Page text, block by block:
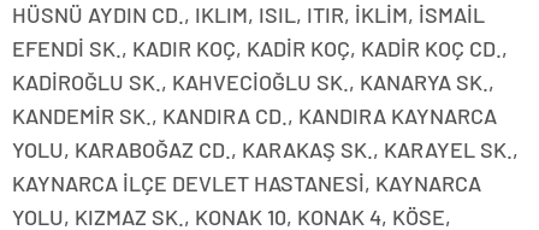
HÜSNÜ AYDIN CD., IKLIM, ISIL, ITIR, İKLİM, İSMAİL
EFENDİ SK., KADIR KOÇ, KADİR KOÇ, KADİR KOÇ CD.,
KADİROĞLU SK., KAHVECİOĞLU SK., KANARYA SK.,
KANDEMİR SK., KANDIRA CD., KANDIRA KAYNARCA
YOLU, KARABOĞAZ CD., KARAKAŞ SK., KARAYEL SK.,
KAYNARCA İLÇE DEVLET HASTANESİ, KAYNARCA
YOLU, KIZMAZ SK., KONAK 10, KONAK 4, KÖSE,